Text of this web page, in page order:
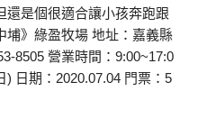
還是個很適合讓小孩奔跑跟
埔》綠盈牧場 地址：嘉義縣
8505 營業時間：9:00~17:0
) 日期：2020.07.04 門票：5